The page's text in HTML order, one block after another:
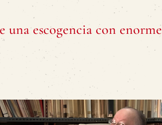
escogencia con enorme